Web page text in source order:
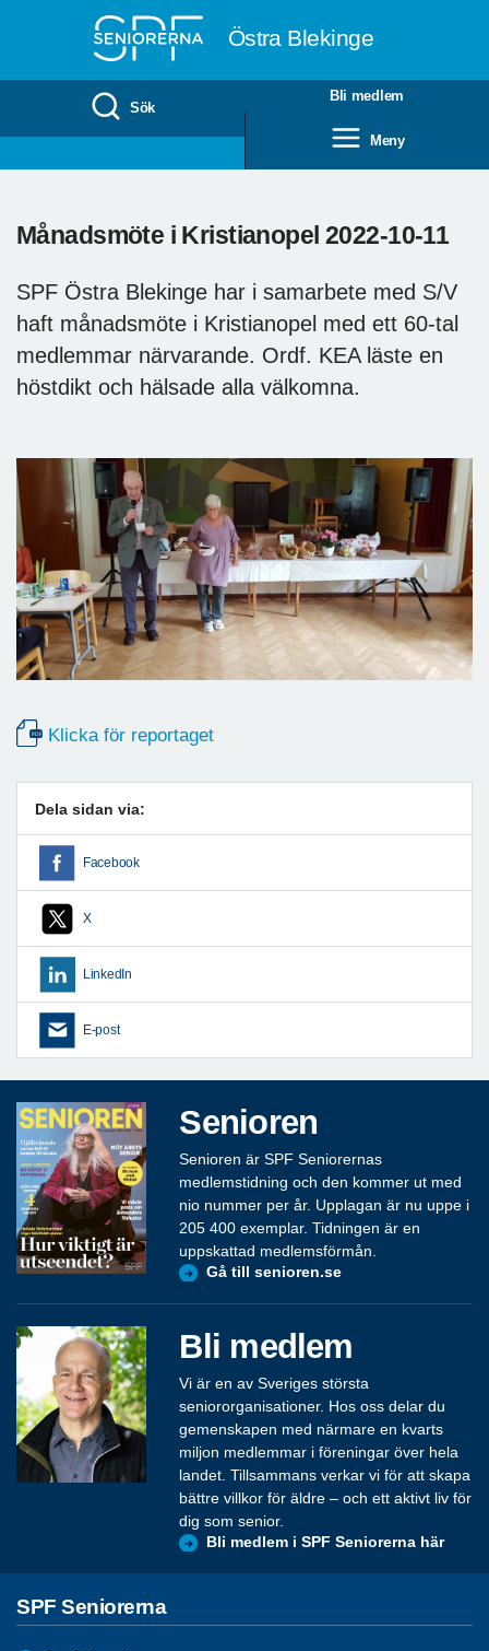
Östra Blekinge
Sök
Bli medlem
Meny
Månadsmöte i Kristianopel 2022-10-11
SPF Östra Blekinge har i samarbete med S/V
haft månadsmöte i Kristianopel med ett 60-tal
medlemmar närvarande. Ordf. KEA läste en
höstdikt och hälsade alla välkomna.
Klicka för reportaget
Dela sidan via:
Facebook
X
LinkedIn
E-post
Senioren
Senioren är SPF Seniorernas
medlemstidning och den kommer ut med
nio nummer per år. Upplagan är nu uppe i
205 400 exemplar. Tidningen är en
uppskattad medlemsförmån.
Gå till senioren.se
Bli medlem
Vi är en av Sveriges största
seniororganisationer. Hos oss delar du
gemenskapen med närmare en kvarts
miljon medlemmar i föreningar över hela
landet. Tillsammans verkar vi för att skapa
bättre villkor för äldre – och ett aktivt liv för
dig som senior.
Bli medlem i SPF Seniorerna här
SPF Seniorerna